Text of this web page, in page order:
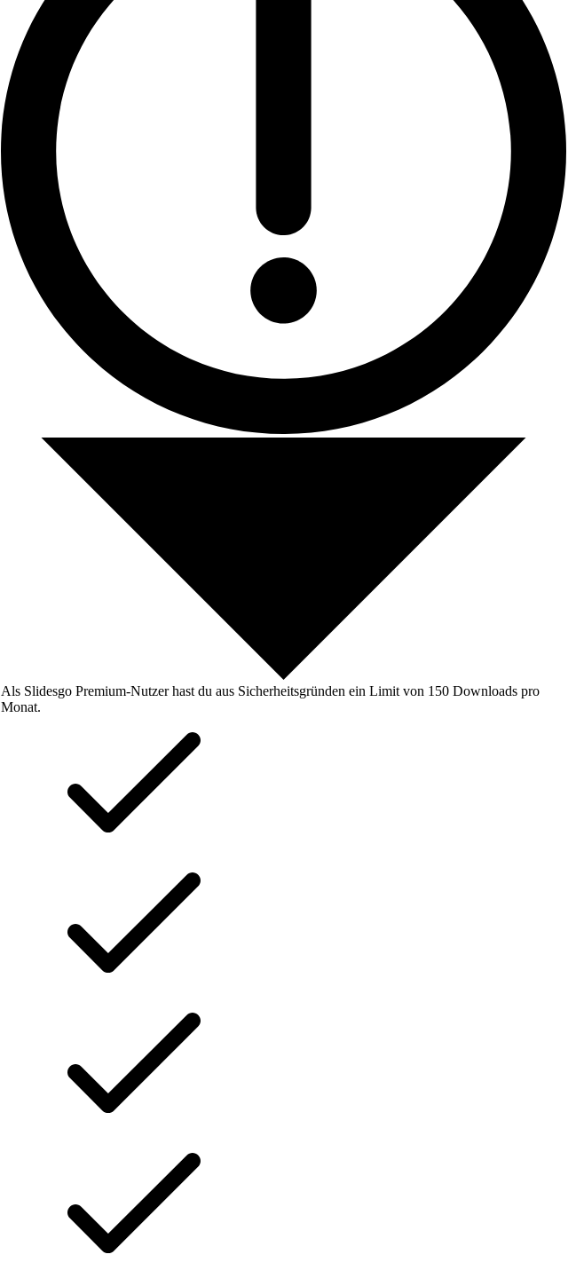
Als Slidesgo Premium-Nutzer hast du aus Sicherheitsgründen ein Limit von 150 Downloads pro
Monat.